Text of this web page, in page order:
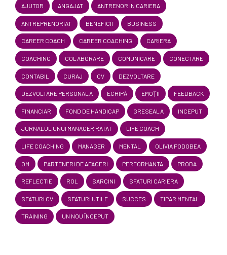
AJUTOR ANGAJAT ANTRENOR IN CARIERA
ANTREPRENORIAT BENEFICII BUSINESS
CAREER COACH CAREER COACHING CARIERA
COACHING COLABORARE COMUNICARE CONECTARE
CONTABIL CURAJ CV DEZVOLTARE
DEZVOLTARE PERSONALA ECHIPĂ EMOȚII FEEDBACK
FINANCIAR FOND DE HANDICAP GRESEALA INCEPUT
JURNALUL UNUI MANAGER RATAT LIFE COACH
LIFE COACHING MANAGER MENTAL OLIVIA PODOBEA
OM PARTENERI DE AFACERI PERFORMANTA PROBA
REFLECTIE ROL SARCINI SFATURI CARIERA
SFATURI CV SFATURI UTILE SUCCES TIPAR MENTAL
TRAINING UN NOU ÎNCEPUT